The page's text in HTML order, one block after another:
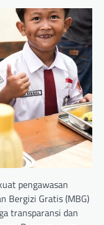
pengawasan
Bergizi Gratis (MBG)
transparansi dan